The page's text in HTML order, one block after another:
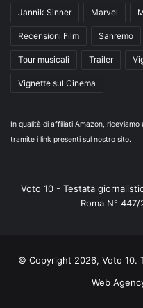
Jannik Sinner Marvel
Recensioni Film Sanremo
Tour musicali Trailer
Vignette sul Cinema
In qualità di affiliati Amazon,
tramite i link presenti sul nostro sito.
Voto 10 - Testata
Roma N°
© Copyright 2026, Voto
Web